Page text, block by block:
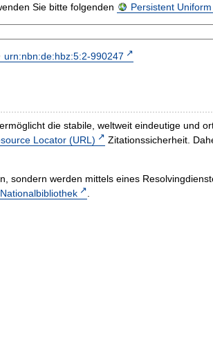
Sie bitte folgenden Persistent
urn:nbn:de:hbz:5:2-990247
ermöglicht die stabile, weltweit eindeutige und
Locator (URL)
Zitationssicherheit.
sondern werden mittels eines
.